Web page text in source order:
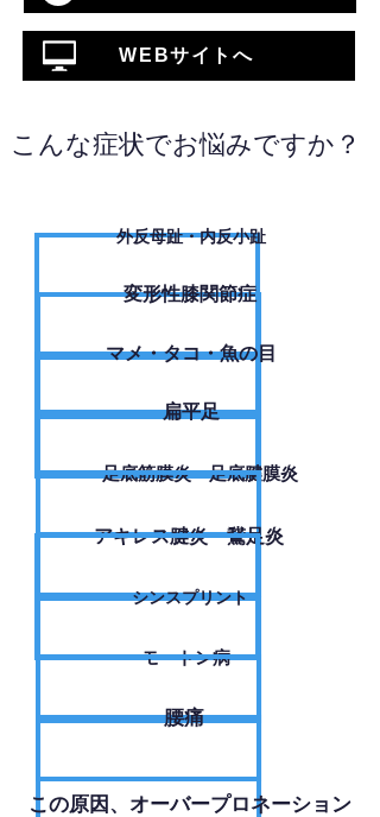
WEBサイトへ
こんな症状でお悩みですか？
外反母趾・内反小趾
変形性膝関節症
​マメ・タコ・魚の目
扁平足
足底筋膜炎・足底腱膜炎
アキレス腱炎・鵞足炎
シンスプリント
モートン病
腰痛
​この原因、オーバープロネーション